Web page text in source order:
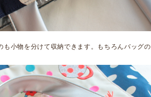
小物を分けて収納できます。もちろんバッグ